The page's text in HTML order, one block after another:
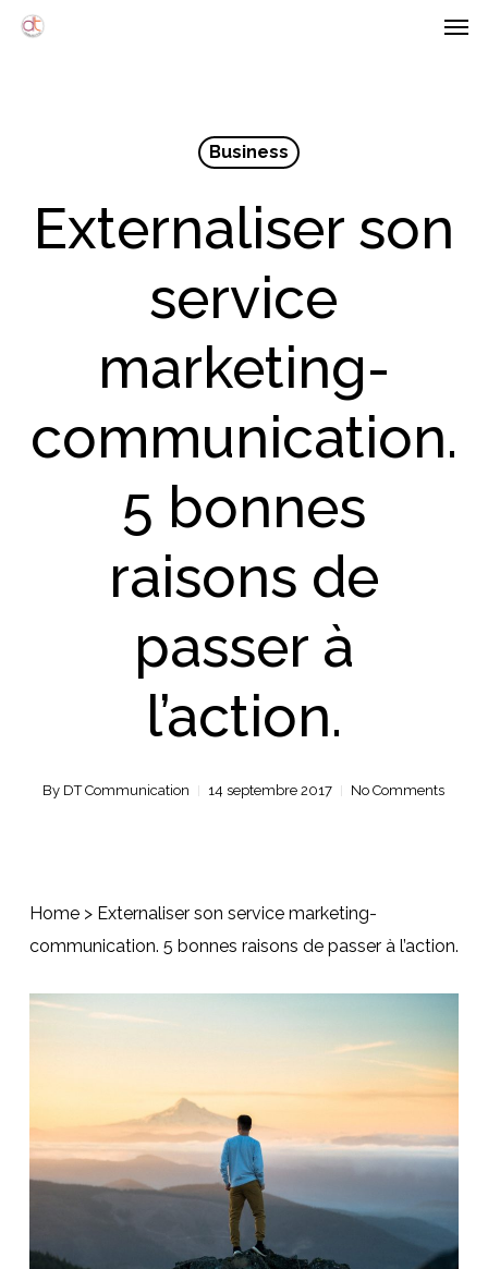
Skip
Business
Externaliser son
service
marketing-
communication.
5 bonnes
raisons de
passer à
l’action.
By DT Communication 14 septembre 2017 No Comments
Home> Externaliser son service marketing-
communication. 5 bonnes raisons de passer à l’action.
Menu